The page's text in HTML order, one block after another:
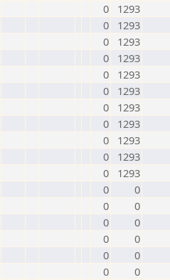
0
1293
0
1293
0
1293
0
1293
0
1293
0
1293
0
1293
0
1293
0
1293
0
1293
0
1293
0
0
0
0
0
0
0
0
0
0
0
0